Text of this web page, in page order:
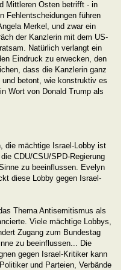
Mittleren Osten betrifft - in
Fehlentscheidungen führen
Merkel, und zwar ein
der Kanzlerin mit dem US-
Natürlich verlangt ein
Eindruck zu erwecken, den
dass die Kanzlerin ganz
betont, wie konstruktiv es
Wort von Donald Trump als
die mächtige Israel-Lobby ist
CDU/CSU/SPD-Regierung
zu beeinflussen. Evelyn
diese Lobby gegen Israel-
Thema Antisemitismus als
Viele mächtige Lobbys,
Zugang zum Bundestag
zu beeinflussen... Die
gegen Israel-Kritiker kann
und Parteien, Verbände